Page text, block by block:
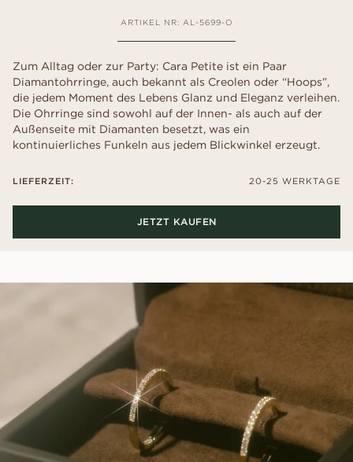
ARTIKEL NR: AL-5699-O
Zum Alltag oder zur Party: Cara Petite ist ein Paar
Diamantohrringe, auch bekannt als Creolen oder “Hoops”,
die jedem Moment des Lebens Glanz und Eleganz verleihen.
Die Ohrringe sind sowohl auf der Innen- als auch auf der
Außenseite mit Diamanten besetzt, was ein
kontinuierliches Funkeln aus jedem Blickwinkel erzeugt.
LIEFERZEIT: 20-25 WERKTAGE
JETZT KAUFEN